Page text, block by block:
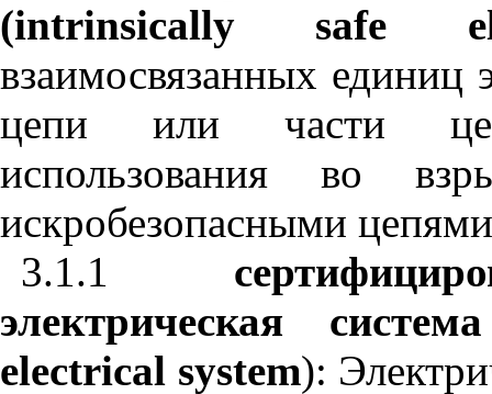
(intrinsically safe
взаимосвязанных единиц
цепи или части
использования во
искробезопасными
3.1.1
электрическая
electrical system):